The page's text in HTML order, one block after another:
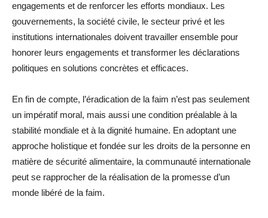
engagements et de renforcer les efforts mondiaux. Les
gouvernements, la société civile, le secteur privé et les
institutions internationales doivent travailler ensemble pour
honorer leurs engagements et transformer les déclarations
politiques en solutions concrètes et efficaces.
En fin de compte, l’éradication de la faim n’est pas seulement
un impératif moral, mais aussi une condition préalable à la
stabilité mondiale et à la dignité humaine. En adoptant une
approche holistique et fondée sur les droits de la personne en
matière de sécurité alimentaire, la communauté internationale
peut se rapprocher de la réalisation de la promesse d’un
monde libéré de la faim.